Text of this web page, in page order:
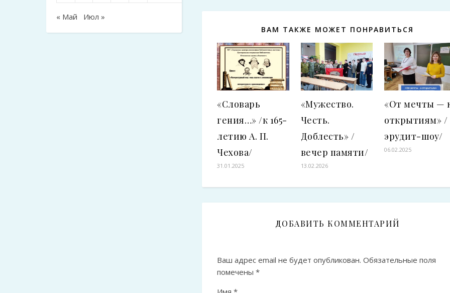
« Май Июл »
ВАМ ТАКЖЕ МОЖЕТ ПОНРАВИТЬСЯ
«Словарь
гения…» /к 165-
летию А. П.
Чехова/
31.01.2025
«Мужество.
Честь.
Доблесть» /
вечер памяти/
13.02.2026
«От мечты —
открытиям» /
эрудит-шоу/
06.02.2025
ДОБАВИТЬ КОММЕНТАРИЙ
Ваш адрес email не будет опубликован. Обязательные поля
помечены *